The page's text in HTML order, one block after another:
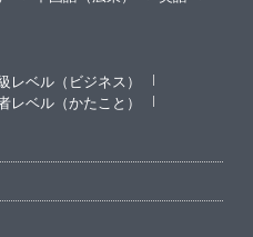
レベル（ビジネス）
レベル（かたこと）